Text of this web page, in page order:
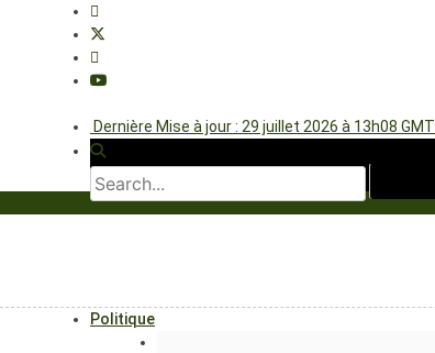
Dernière Mise à jour : 29 juillet 2026 à 13h08 GMT
Politique